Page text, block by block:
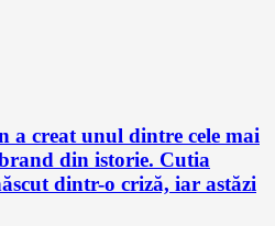
a creat unul dintre cele mai
din istorie. Cutia
dintr-o criză, iar astăzi